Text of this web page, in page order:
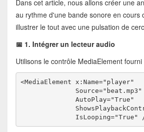
Dans cet article, nous allons créer une
au rythme d'une bande sonore en cours
illustrer le tout avec une pulsation de
📅 1. Intégrer un lecteur audio
Utilisons le contrôle MediaElement
<MediaElement x:Name="player"
Source="beat.mp3"
AutoPlay="True"
IsLooping="True" /